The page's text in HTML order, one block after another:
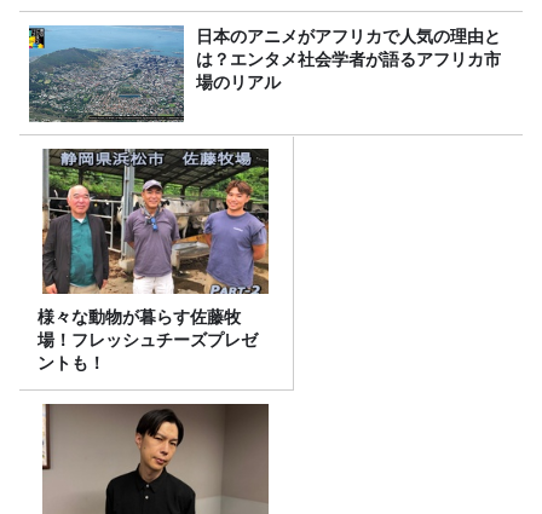
日本のアニメがアフリカで人気の理由と
は？エンタメ社会学者が語るアフリカ市
場のリアル
様々な動物が暮らす佐藤牧
場！フレッシュチーズプレゼ
ントも！